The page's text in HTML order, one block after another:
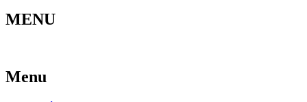
MENU
Menu